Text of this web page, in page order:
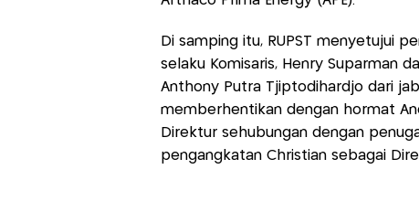
Di samping itu, RUPST menyetujui
selaku Komisaris, Henry Suparman
Anthony Putra Tjiptodihardjo dari
memberhentikan dengan hormat
Direktur sehubungan dengan
pengangkatan Christian sebagai